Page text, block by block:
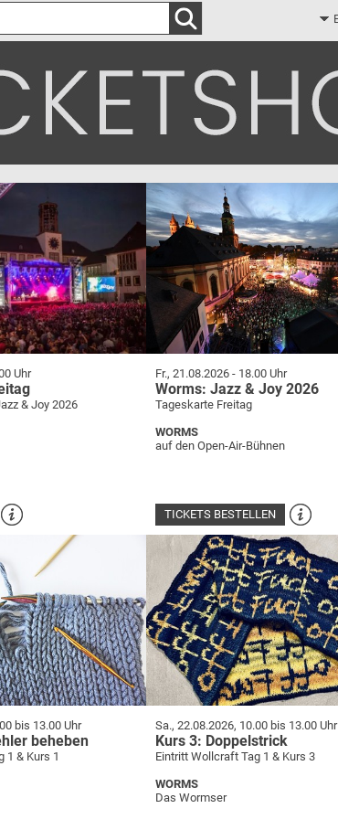
Uhr
& Joy 2026
Fr., 21.08.2026 - 18.00 Uhr
Worms: Jazz & Joy 2026
Tageskarte Freitag
TICKETS BESTELLEN
WORMS
auf den Open-Air-Bühnen
bis 13.00 Uhr
beheben
1 & Kurs 1
Sa., 22.08.2026, 10.00 bis 13.00 Uhr
Kurs 3: Doppelstrick
Eintritt Wollcraft Tag 1 & Kurs 3
WORMS
Das Wormser